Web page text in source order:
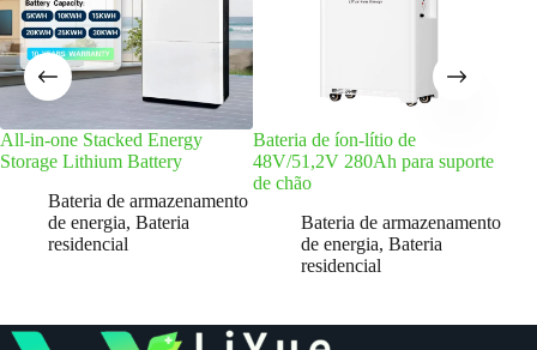
All-in-one Stacked Energy
Storage Lithium Battery
Bateria de armazenamento
de energia, Bateria
residencial
Bateria de íon-lítio de
48V/51,2V 280Ah para suporte
de chão
Bateria de armazenamento
de energia, Bateria
residencial